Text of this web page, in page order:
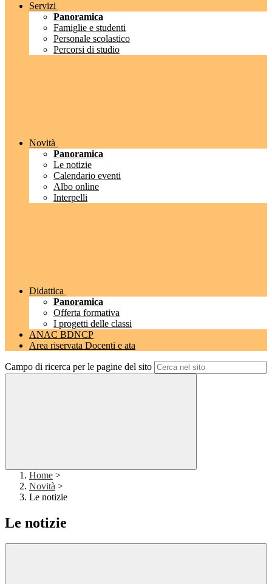
Servizi
Panoramica
Famiglie e studenti
Personale scolastico
Percorsi di studio
Novità
Panoramica
Le notizie
Calendario eventi
Albo online
Interpelli
Didattica
Panoramica
Offerta formativa
I progetti delle classi
ANAC BDNCP
Area riservata Docenti e ata
Campo di ricerca per le pagine del sito
Home >
Novità >
Le notizie
Le notizie